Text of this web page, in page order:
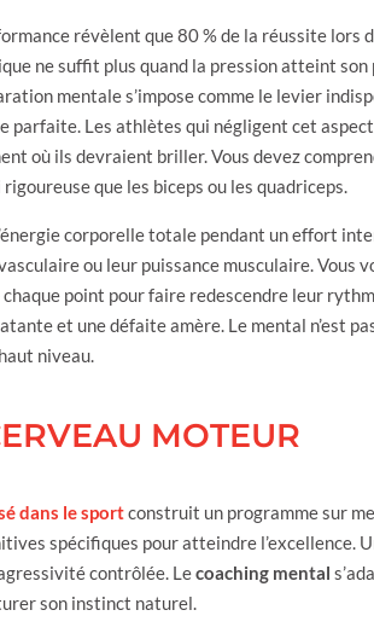
révèlent que 80 % de la réussite lors
ne suffit plus quand la pression atteint son
mentale s’impose comme le levier
Les athlètes qui négligent cet
où ils devraient briller. Vous devez
que les biceps ou les quadriceps.
corporelle totale pendant un effort
ou leur puissance musculaire. Vous
point pour faire redescendre leur
et une défaite amère. Le mental n’est
niveau.
MOTEUR
dans le sportconstruit un programme sur
spécifiques pour atteindre l’excellence.
contrôlée. Lecoaching mental
son instinct naturel.